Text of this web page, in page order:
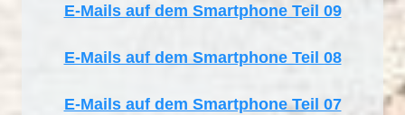
E-Mails auf dem Smartphone Teil 09
E-Mails auf dem Smartphone Teil 08
E-Mails auf dem Smartphone Teil 07